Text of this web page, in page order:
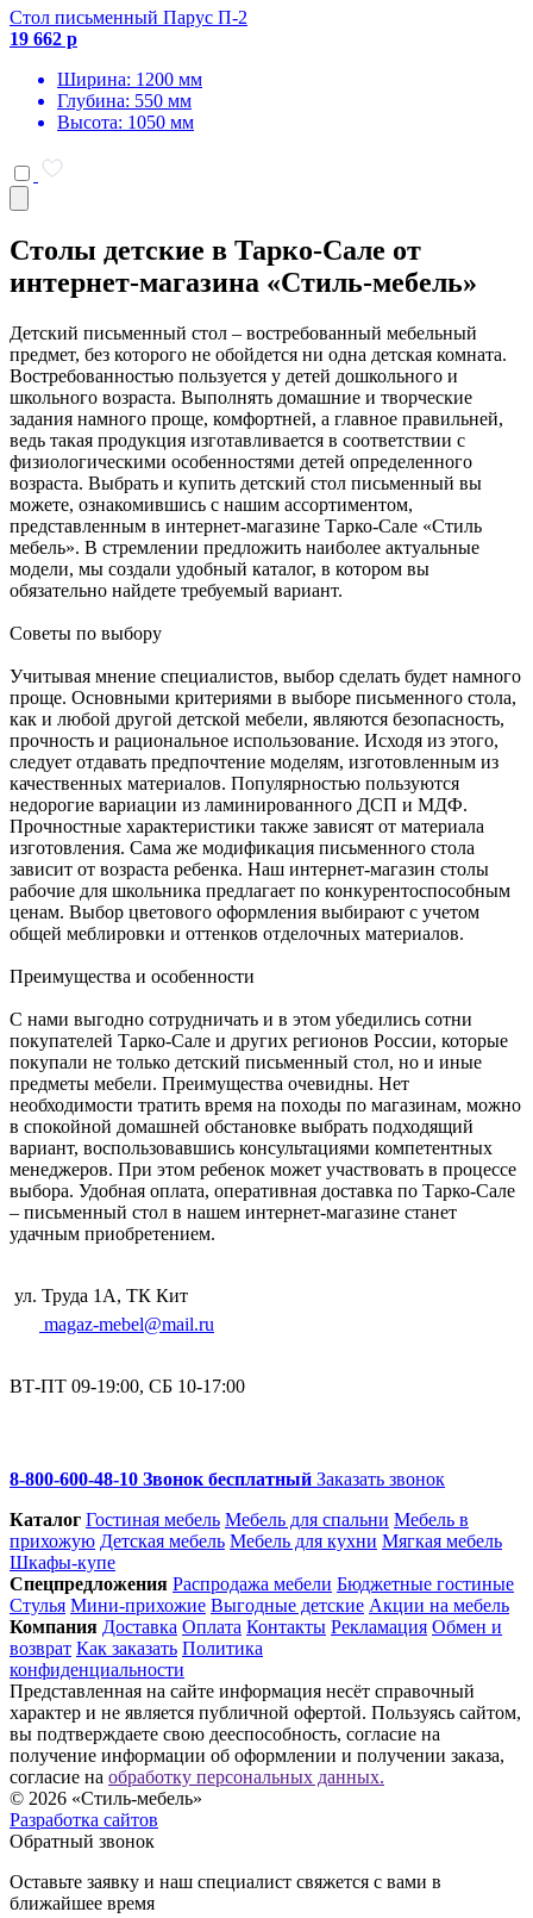
Стол письменный Парус П-2
19 662 р
Ширина: 1200 мм
Глубина: 550 мм
Высота: 1050 мм
Столы детские в Тарко-Сале от
интернет-магазина «Стиль-мебель»
Детский письменный стол – востребованный мебельный
предмет, без которого не обойдется ни одна детская комната.
Востребованностью пользуется у детей дошкольного и
школьного возраста. Выполнять домашние и творческие
задания намного проще, комфортней, а главное правильней,
ведь такая продукция изготавливается в соответствии с
физиологическими особенностями детей определенного
возраста. Выбрать и купить детский стол письменный вы
можете, ознакомившись с нашим ассортиментом,
представленным в интернет-магазине Тарко-Сале «Стиль
мебель». В стремлении предложить наиболее актуальные
модели, мы создали удобный каталог, в котором вы
обязательно найдете требуемый вариант.
Советы по выбору
Учитывая мнение специалистов, выбор сделать будет намного
проще. Основными критериями в выборе письменного стола,
как и любой другой детской мебели, являются безопасность,
прочность и рациональное использование. Исходя из этого,
следует отдавать предпочтение моделям, изготовленным из
качественных материалов. Популярностью пользуются
недорогие вариации из ламинированного ДСП и МДФ.
Прочностные характеристики также зависят от материала
изготовления. Сама же модификация письменного стола
зависит от возраста ребенка. Наш интернет-магазин столы
рабочие для школьника предлагает по конкурентоспособным
ценам. Выбор цветового оформления выбирают с учетом
общей меблировки и оттенков отделочных материалов.
Преимущества и особенности
С нами выгодно сотрудничать и в этом убедились сотни
покупателей Тарко-Сале и других регионов России, которые
покупали не только детский письменный стол, но и иные
предметы мебели. Преимущества очевидны. Нет
необходимости тратить время на походы по магазинам, можно
в спокойной домашней обстановке выбрать подходящий
вариант, воспользовавшись консультациями компетентных
менеджеров. При этом ребенок может участвовать в процессе
выбора. Удобная оплата, оперативная доставка по Тарко-Сале
– письменный стол в нашем интернет-магазине станет
удачным приобретением.
ул. Труда 1А, ТК Кит
magaz-mebel@mail.ru
ВТ-ПТ 09-19:00, СБ 10-17:00
8-800-600-48-10 Звонок бесплатный Заказать звонок
Каталог Гостиная мебель Мебель для спальни Мебель в
прихожую Детская мебель Мебель для кухни Мягкая мебель
Шкафы-купе
Спец­предложения Распродажа мебели Бюджетные гостиные
Стулья Мини-прихожие Выгодные детские Акции на мебель
Компания Доставка Оплата Контакты Рекламация Обмен и
возврат Как заказать Политика
конфиденциальности
Представленная на сайте информация несёт справочный
характер и не является публичной офертой. Пользуясь сайтом,
вы подтверждаете свою дееспособность, согласие на
получение информации об оформлении и получении заказа,
согласие на обработку персональных данных.
© 2026 «Стиль-мебель»
Разработка сайтов
Обратный звонок
Оставьте заявку и наш специалист свяжется с вами в
ближайшее время